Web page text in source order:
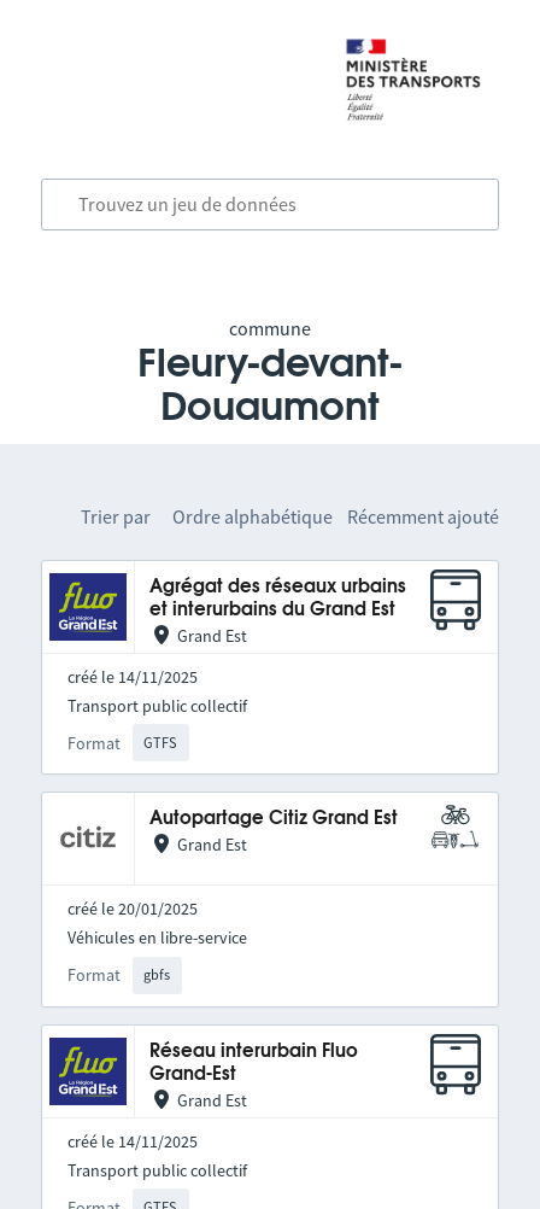
commune
Fleury-devant-
Douaumont
Trier par Ordre alphabétique Récemment ajouté
Agrégat des réseaux urbains
et interurbains du Grand Est
Grand Est
créé le 14/11/2025
Format GTFS
Transport public collectif
Autopartage Citiz Grand Est
Grand Est
créé le 20/01/2025
Format gbfs
Véhicules en libre-service
Réseau interurbain Fluo
Grand-Est
Grand Est
créé le 14/11/2025
Transport public collectif